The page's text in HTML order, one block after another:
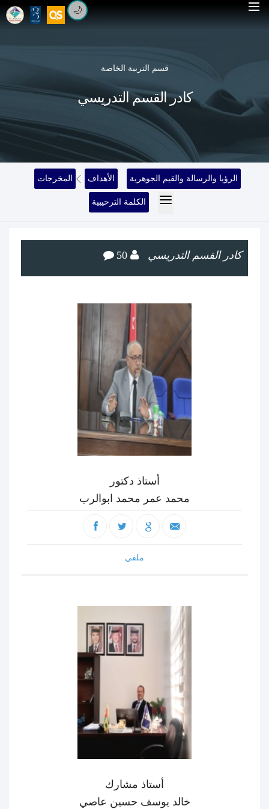
🌙
قسم التربية الخاصة
كادر القسم التدريسي
المخرجات الأهداف الرؤيا والرسالة والقيم الجوهرية
الكلمة الترحيبية
كادر القسم التدريسي 50
أستاذ دكتور
محمد عمر محمد ابوالرب
ملفي
أستاذ مشارك
خالد يوسف حسين عاصي